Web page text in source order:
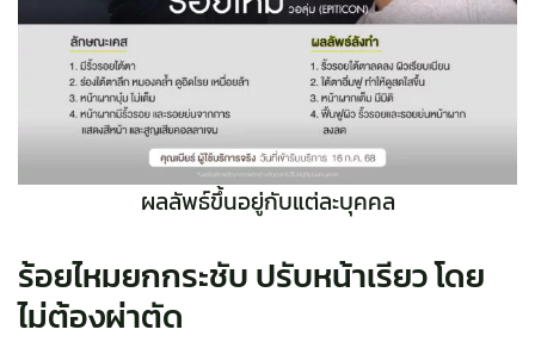
ผลลัพธ์ขึ้นอยู่กับแต่ละบุคคล
ร้อยไหมยกกระชับ ปรับหน้าเรียว โดย
ไม่ต้องผ่าตัด